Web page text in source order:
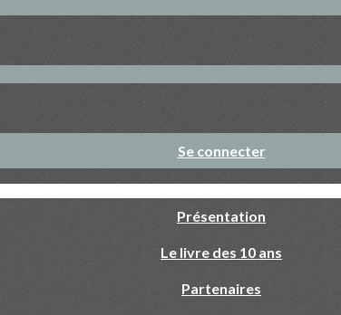
Se connecter
Présentation
Le livre des 10 ans
Partenaires